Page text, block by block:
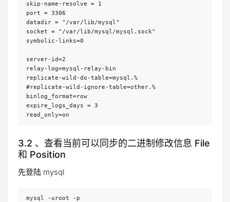
skip-name-resolve = 1
port = 3306
datadir = "/var/lib/mysql"
socket = "/var/lib/mysql/mysql.sock"
symbolic-links=0
server-id=2
relay-log=mysql-relay-bin
replicate-wild-do-table=mysql.%
#replicate-wild-ignore-table=other.%
binlog_format=row
expire_logs_days = 3
read_only=on
3.2 、查看当前可以同步的二进制修改信息 File
和 Position
先登陆 mysql
mysql -uroot -p